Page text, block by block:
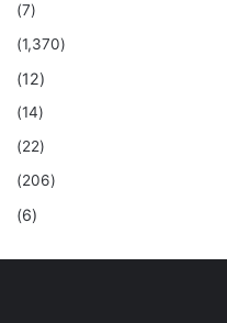
(7)
(1,370)
(12)
(14)
(22)
(206)
(6)